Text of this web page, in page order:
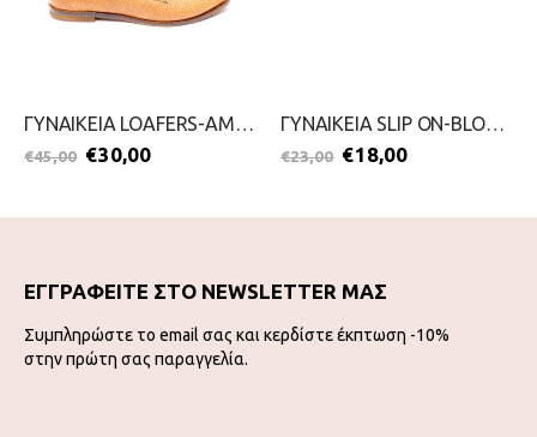
ΓΥΝΑΙΚΕΙΑ LOAFERS-AMELIA-2099-0276-ΤΑΜΠΑ
€45,00 €30,00
ΓΥΝΑΙΚΕΙΑ SLIP ON-BLONDIE-2111-0329-ΜΑΥΡΟ
€23,00 €18,00
ΕΓΓΡΑΦΕΙΤΕ ΣΤΟ NEWSLETTER ΜΑΣ
Συμπληρώστε το email σας και κερδίστε έκπτωση -10%
στην πρώτη σας παραγγελία.